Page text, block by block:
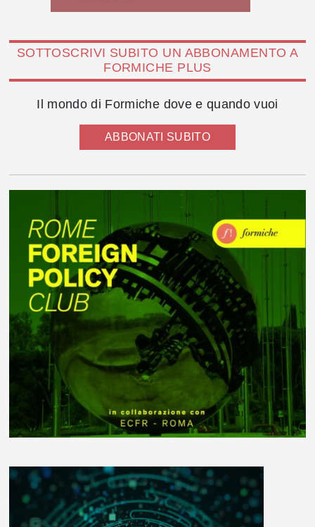
SOTTOSCRIVI SUBITO UN ABBONAMENTO A
FORMICHE PLUS
Il mondo di Formiche dove e quando vuoi
ABBONATI SUBITO